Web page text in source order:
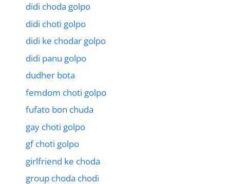
didi choda golpo
didi choti golpo
didi ke chodar golpo
didi panu golpo
dudher bota
femdom choti golpo
fufato bon chuda
gay choti golpo
gf choti golpo
girlfriend ke choda
group choda chodi